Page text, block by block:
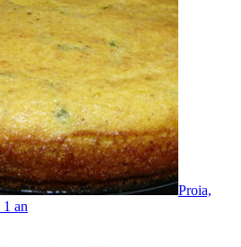
Proia,
1 an